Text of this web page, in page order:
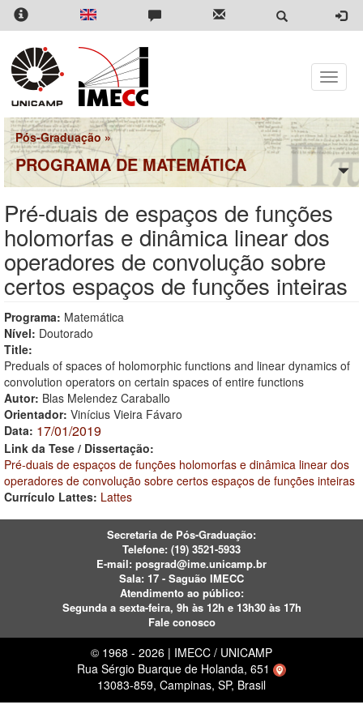
Pular
para
conteúdo
principal
Toggle
Pós-Graduação »
PROGRAMA DE MATEMÁTICA
Pré-duais de espaços de funções
holomorfas e dinâmica linear dos
operadores de convolução sobre
certos espaços de funções inteiras
Programa: Matemática
Nível: Doutorado
Title:
Preduals of spaces of holomorphic functions and linear dynamics of
convolution operators on certain spaces of entire functions
Autor: Blas Melendez Caraballo
Orientador: Vinícius Vieira Fávaro
Data: 17/01/2019
Link da Tese / Dissertação:
Pré-duais de espaços de funções holomorfas e dinâmica linear dos
operadores de convolução sobre certos espaços de funções inteiras
Currículo Lattes: Lattes
Secretaria de Pós-Graduação:
Telefone: (19) 3521-5933
E-mail: posgrad@ime.unicamp.br
Sala: 17 - Saguão IMECC
Atendimento ao público:
Segunda a sexta-feira, 9h às 12h e 13h30 às 17h
Fale conosco
© 1968 - 2026 | IMECC / UNICAMP
Rua Sérgio Buarque de Holanda, 651
13083-859, Campinas, SP, Brasil